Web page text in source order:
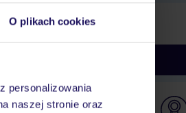
O plikach cookies
personalizowania
naszej stronie oraz